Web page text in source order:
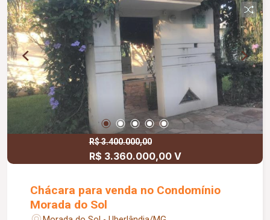
granitos nobres e repleta de armários planejados.
Piscina aquecida e iluminada, com cascata. O
imóvel possui sistema de aquecimento solar nos
banheiros e cozinha; Sistema Fotovoltaico de
geração de energia.
R$ 3.400.000,00
R$ 3.360.000,00 V
Chácara para venda no Condomínio
Morada do Sol